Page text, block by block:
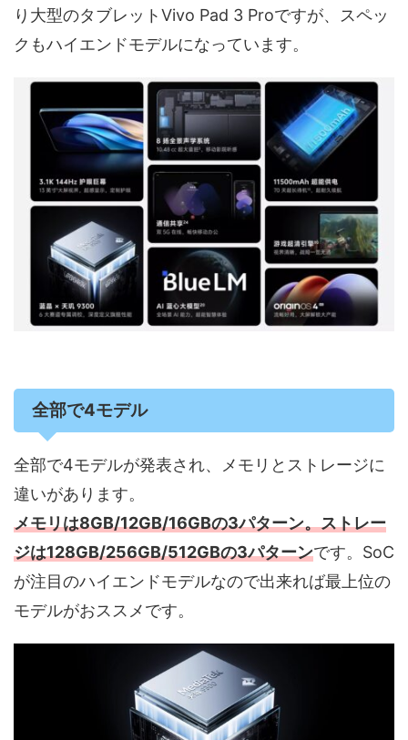
り大型のタブレットVivo Pad 3 Proですが、スペッ
クもハイエンドモデルになっています。
全部で4モデル
全部で4モデルが発表され、メモリとストレージに
違いがあります。
メモリは8GB/12GB/16GBの3パターン。ストレー
ジは128GB/256GB/512GBの3パターンです。SoC
が注目のハイエンドモデルなので出来れば最上位の
モデルがおススメです。